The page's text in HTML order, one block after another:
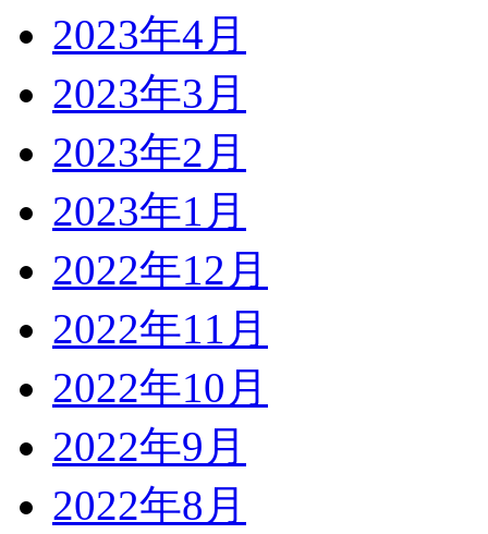
2023年4月
2023年3月
2023年2月
2023年1月
2022年12月
2022年11月
2022年10月
2022年9月
2022年8月